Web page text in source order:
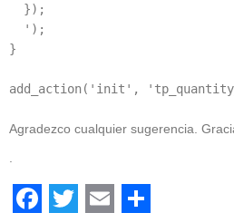
  });
  ');
}
add_action('init',
Agradezco cualquier sugerencia.
.